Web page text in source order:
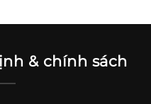
& chính sách